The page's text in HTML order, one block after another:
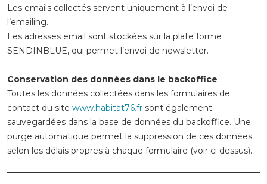
Les emails collectés servent uniquement à l’envoi de
l’emailing.
Les adresses email sont stockées sur la plate forme
SENDINBLUE, qui permet l’envoi de newsletter.
Conservation des données dans le backoffice
Toutes les données collectées dans les formulaires de
contact du site www.habitat76.fr sont également
sauvegardées dans la base de données du backoffice. Une
purge automatique permet la suppression de ces données
selon les délais propres à chaque formulaire (voir ci dessus).